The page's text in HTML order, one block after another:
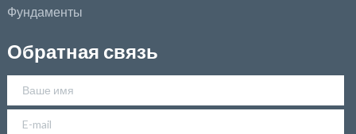
Фундаменты
Обратная связь